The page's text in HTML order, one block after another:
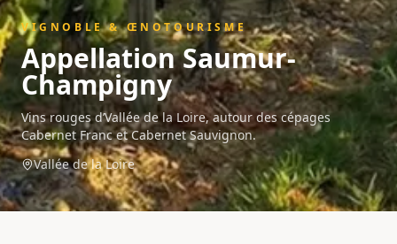
VIGNOBLE & ŒNOTOURISME
AppellationSaumur-
Champigny
Vins rouges d’Vallée de la Loire, autour des cépages
Cabernet Franc et Cabernet Sauvignon.
Vallée de la Loire